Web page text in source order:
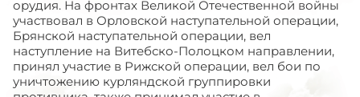
орудия. На фронтах Великой Отечественной войны
участвовал в Орловской наступательной операции,
Брянской наступательной операции, вел
наступление на Витебско-Полоцком направлении,
принял участие в Рижской операции, вел бои по
уничтожению курляндской группировки